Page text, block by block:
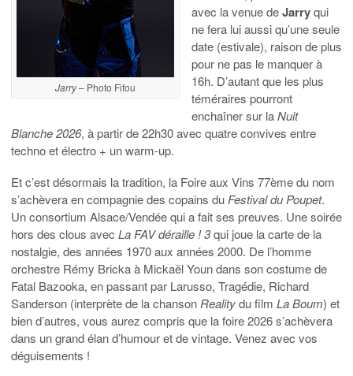
Jarry– Photo Fifou
avec la venue deJarryqui
ne fera lui aussi qu’une seule
date (estivale), raison de plus
pour ne pas le manquer à
16h. D’autant que les plus
téméraires pourront
enchaîner sur laNuit
Blanche 2026, à partir de 22h30 avec quatre convives entre
techno et électro + un warm-up.
Et c’est désormais la tradition, la Foire aux Vins 77ème du nom
s’achèvera en compagnie des copains du Festival du Poupet.
Un consortium Alsace/Vendée qui a fait ses preuves. Une soirée
hors des clous avec La FAV déraille ! 3qui joue la carte de la
nostalgie, des années 1970 aux années 2000. De l’homme
orchestre Rémy Bricka à Mickaël Youn dans son costume de
Fatal Bazooka, en passant par Larusso, Tragédie, Richard
Sanderson (interprète de la chanson Realitydu film La Boum) et
bien d’autres, vous aurez compris que la foire 2026 s’achèvera
dans un grand élan d’humour et de vintage. Venez avec vos
déguisements !